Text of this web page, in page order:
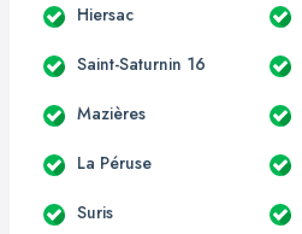
Hiersac
Saint-Saturnin 16
Mazières
La Péruse
Suris